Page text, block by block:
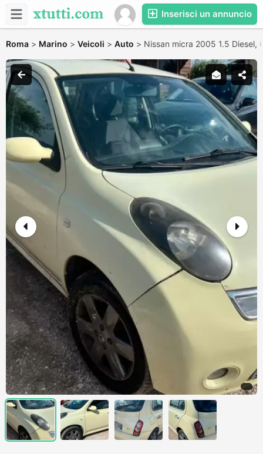
Inserisci un annuncio
Roma > Marino > Veicoli > Auto > Nissan micra 2005 1.5 Diesel,